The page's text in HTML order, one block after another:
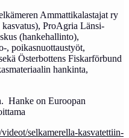
Ammattikalastajat ry
ProAgria Länsi-
(hankehallinto),
, poikasnuottaustyöt,
Österbottens Fiskarförbund
hankinta,
Hanke on Euroopan
selkamerella-kasvatettiin-